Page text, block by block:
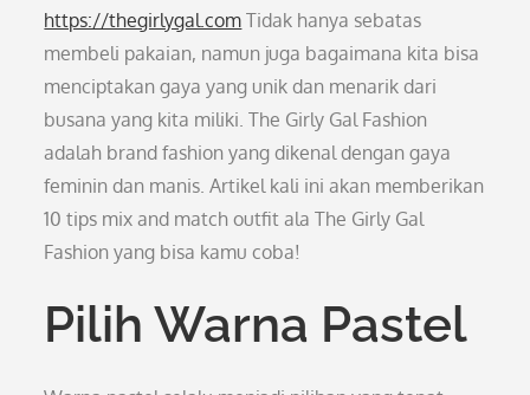
https://thegirlygal.com Tidak hanya sebatas
membeli pakaian, namun juga bagaimana kita bisa
menciptakan gaya yang unik dan menarik dari
busana yang kita miliki. The Girly Gal Fashion
adalah brand fashion yang dikenal dengan gaya
feminin dan manis. Artikel kali ini akan memberikan
10 tips mix and match outfit ala The Girly Gal
Fashion yang bisa kamu coba!
Pilih Warna Pastel